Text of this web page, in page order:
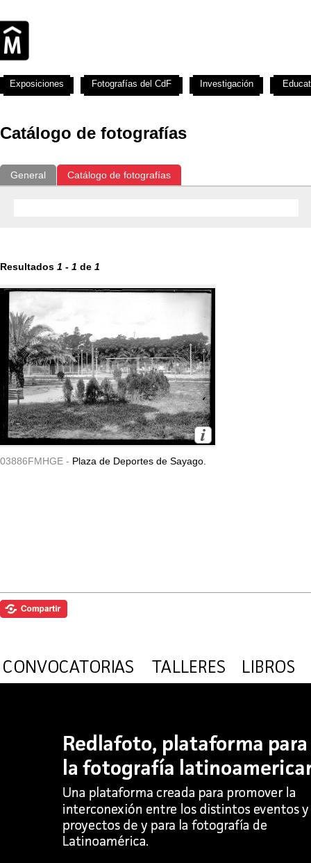
Catálogo de fotografías
General Catálogo de fotografías
Resultados 1 - 1 de 1
03886FMHGE - Plaza de Deportes de Sayago.
Exposiciones Fotografías del CdF Investigación